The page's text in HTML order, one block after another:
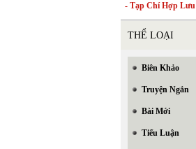
- Tạp Chí Hợp Lưu
THỂ LOẠI
Biên Khảo
Truyện Ngắn
Bài Mới
Tiểu Luận